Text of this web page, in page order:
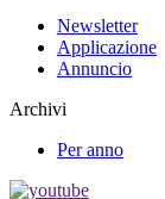
Newsletter
Applicazione
Annuncio
Archivi
Per anno